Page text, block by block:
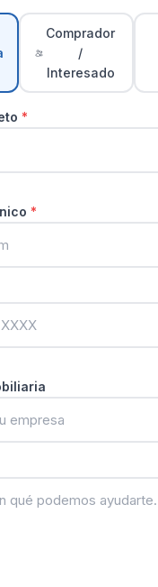
Comprador
/
Interesado
*
*